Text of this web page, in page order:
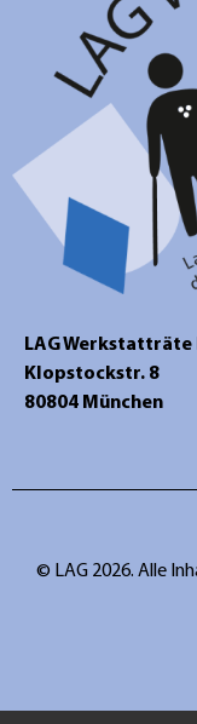
LAG Werkstatträte
Klopstockstr. 8
80804 München
© LAG 2026. Alle